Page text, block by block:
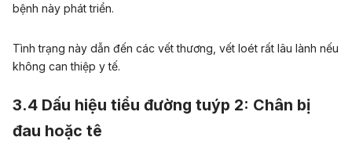
bệnh này phát triển.
Tình trạng này dẫn đến các vết thương, vết loét rất lâu lành nếu
không can thiệp y tế.
3.4 Dấu hiệu tiểu đường tuýp 2: Chân bị
đau hoặc tê